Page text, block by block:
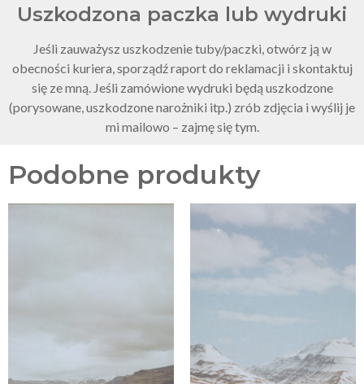
Uszkodzona paczka lub wydruki
Jeśli zauważysz uszkodzenie tuby/paczki, otwórz ją w
obecności kuriera, sporządź raport do reklamacji i skontaktuj
się ze mną. Jeśli zamówione wydruki będą uszkodzone
(porysowane, uszkodzone narożniki itp.) zrób zdjęcia i wyślij je
mi mailowo – zajmę się tym.
Podobne produkty